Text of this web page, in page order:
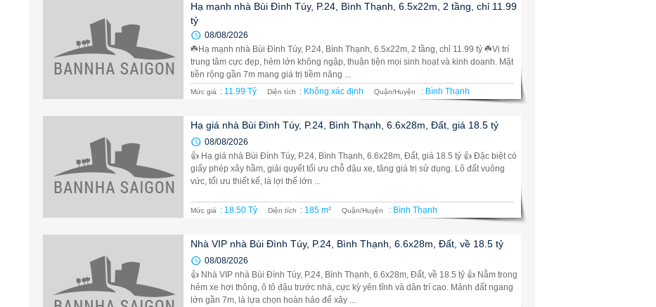
Hạ mạnh nhà Bùi Đình Túy, P.24, Bình Thạnh, 6.5x22m, 2 tầng, chỉ 11.99
tỷ
08/08/2026
☘️Hạ mạnh nhà Bùi Đình Túy, P.24, Bình Thạnh, 6.5x22m, 2 tầng, chỉ 11.99 tỷ ☘️Vị trí
trung tâm cực đẹp, hẻm lớn không ngập, thuận tiện mọi sinh hoạt và kinh doanh. Mặt
tiền rộng gần 7m mang giá trị tiềm năng ...
Mức giá : 11.99 Tỷ Diện tích : Không xác định Quận/Huyện : Bình Thạnh
Hạ giá nhà Bùi Đình Túy, P.24, Bình Thạnh, 6.6x28m, Đất, giá 18.5 tỷ
08/08/2026
👍 Hạ giá nhà Bùi Đình Túy, P.24, Bình Thạnh, 6.6x28m, Đất, giá 18.5 tỷ 👍 Đặc biệt có
giấy phép xây hầm, giải quyết tối ưu chỗ đậu xe, tăng giá trị sử dụng. Lô đất vuông
vức, tối ưu thiết kế, là lợi thế lớn ...
Mức giá : 18.50 Tỷ Diện tích : 185 m² Quận/Huyện : Bình Thạnh
Nhà VIP nhà Bùi Đình Túy, P.24, Bình Thạnh, 6.6x28m, Đất, về 18.5 tỷ
08/08/2026
👍 Nhà VIP nhà Bùi Đình Túy, P.24, Bình Thạnh, 6.6x28m, Đất, về 18.5 tỷ 👍 Nằm trong
hẻm xe hơi thông, ô tô đậu trước nhà, cực kỳ yên tĩnh và dân trí cao. Mảnh đất ngang
lớn gần 7m, là lựa chọn hoàn hảo để xây ...